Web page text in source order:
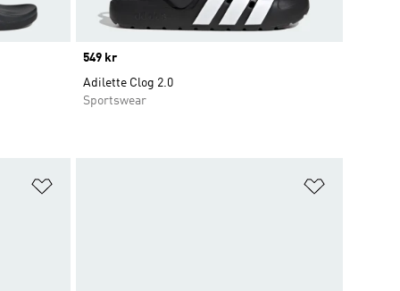
Price
549 kr
Adilette Clog 2.0
Sportswear